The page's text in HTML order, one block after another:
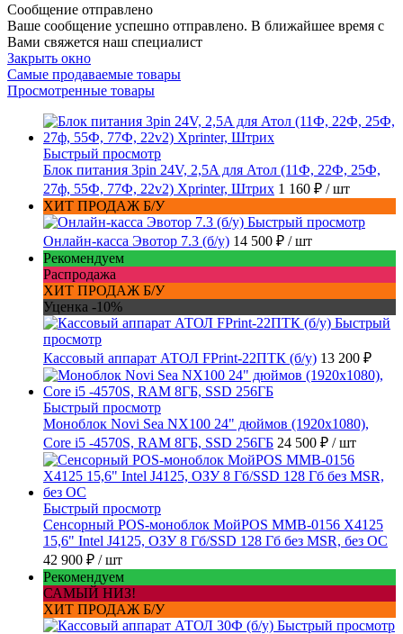
Сообщение отправлено
Ваше сообщение успешно отправлено. В ближайшее время с
Вами свяжется наш специалист
Закрыть окно
Самые продаваемые товары
Просмотренные товары
Быстрый просмотр
Блок питания 3pin 24V, 2,5A для Атол (11Ф, 22Ф, 25Ф,
27ф, 55Ф, 77Ф, 22v2) Xprinter, Штрих 1 160 ₽ / шт
ХИТ ПРОДАЖ Б/У
Быстрый просмотр
Онлайн-касса Эвотор 7.3 (б/у) 14 500 ₽ / шт
Рекомендуем
Распродажа
ХИТ ПРОДАЖ Б/У
Уценка -10%
Быстрый
просмотр
Кассовый аппарат АТОЛ FPrint-22ПТК (б/у) 13 200 ₽
Быстрый просмотр
Моноблок Novi Sea NX100 24" дюймов (1920x1080),
Core i5 -4570S, RAM 8ГБ, SSD 256ГБ 24 500 ₽ / шт
Быстрый просмотр
Сенсорный POS-моноблок МойPOS MMB-0156 X4125
15,6" Intel J4125, ОЗУ 8 Гб/SSD 128 Гб без MSR, без ОС
42 900 ₽ / шт
Рекомендуем
САМЫЙ НИЗ!
ХИТ ПРОДАЖ Б/У
Быстрый просмотр